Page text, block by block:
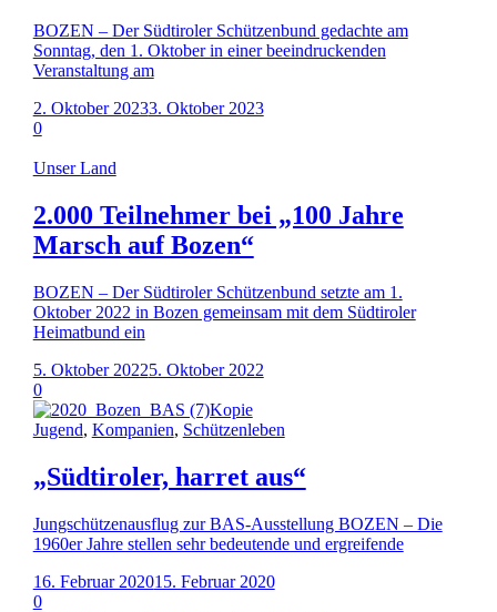
BOZEN – Der Südtiroler Schützenbund gedachte am
Sonntag, den 1. Oktober in einer beeindruckenden
Veranstaltung am
2. Oktober 20233. Oktober 2023
0
Unser Land
2.000 Teilnehmer bei „100 Jahre
Marsch auf Bozen“
BOZEN – Der Südtiroler Schützenbund setzte am 1.
Oktober 2022 in Bozen gemeinsam mit dem Südtiroler
Heimatbund ein
5. Oktober 20225. Oktober 2022
0
Jugend, Kompanien, Schützenleben
„Südtiroler, harret aus“
Jungschützenausflug zur BAS-Ausstellung BOZEN – Die
1960er Jahre stellen sehr bedeutende und ergreifende
16. Februar 202015. Februar 2020
0